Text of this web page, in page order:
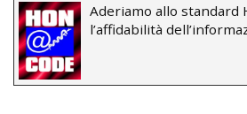
Aderiamo allo standard
l’affidabilità